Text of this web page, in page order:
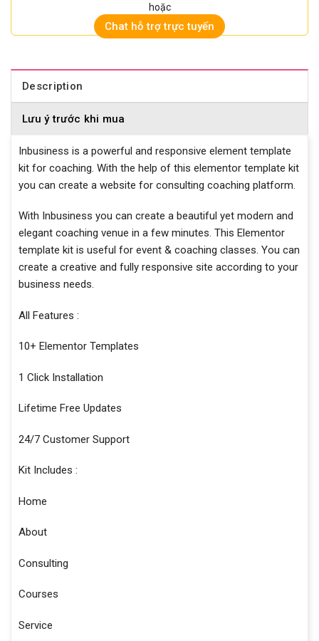
hoặc
Chat hỗ trợ trực tuyến
Description
Lưu ý trước khi mua
Inbusiness is a powerful and responsive element template
kit for coaching. With the help of this elementor template kit
you can create a website for consulting coaching platform.
With Inbusiness you can create a beautiful yet modern and
elegant coaching venue in a few minutes. This Elementor
template kit is useful for event & coaching classes. You can
create a creative and fully responsive site according to your
business needs.
All Features :
10+ Elementor Templates
1 Click Installation
Lifetime Free Updates
24/7 Customer Support
Kit Includes :
Home
About
Consulting
Courses
Service